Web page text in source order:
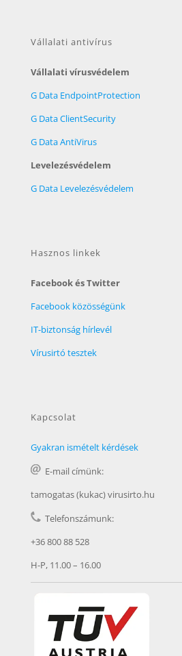
Vállalati antivírus
Vállalati vírusvédelem
G Data EndpointProtection
G Data ClientSecurity
G Data AntiVirus
Levelezésvédelem
G Data Levelezésvédelem
Hasznos linkek
Facebook és Twitter
Facebook közösségünk
IT-biztonság hírlevél
Vírusirtó tesztek
Kapcsolat
Gyakran ismételt kérdések
E-mail címünk:
tamogatas (kukac) virusirto.hu
Telefonszámunk:
+36 800 88 528
H-P, 11.00 – 16.00